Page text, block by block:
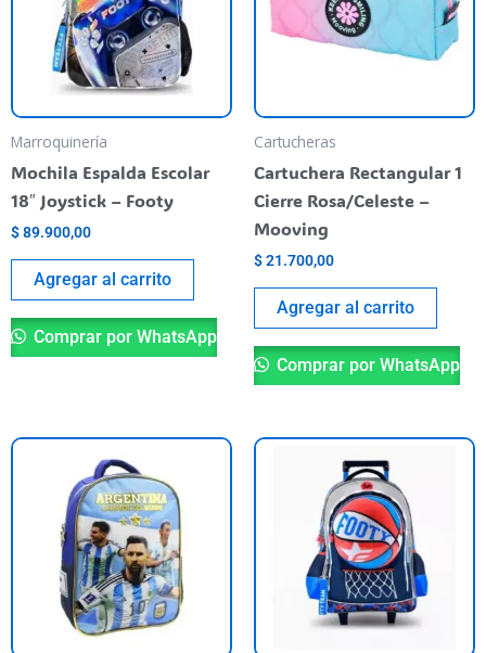
Marroquinería
Mochila Espalda Escolar
18″ Joystick – Footy
$89.900,00
Agregar al carrito
Comprar por WhatsApp
Cartucheras
Cartuchera Rectangular 1
Cierre Rosa/Celeste –
Mooving
$21.700,00
Agregar al carrito
Comprar por WhatsApp